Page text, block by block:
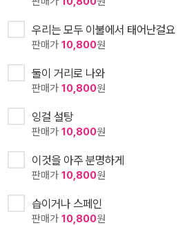
우리는 모두 이불에서 태어난걸요
판매가 10,800원
둘이 거리로 나와
판매가 10,800원
잉걸 설탕
판매가 10,800원
이것을 아주 분명하게
판매가 10,800원
습이거나 스페인
판매가 10,800원